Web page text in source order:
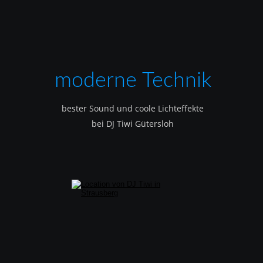
moderne Technik
bester Sound und coole Lichteffekte
bei DJ Tiwi Gütersloh